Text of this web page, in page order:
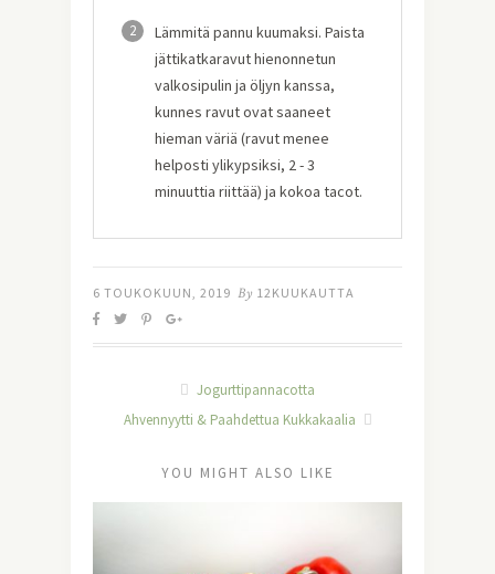
2
Lämmitä pannu kuumaksi. Paista
jättikatkaravut hienonnetun
valkosipulin ja öljyn kanssa,
kunnes ravut ovat saaneet
hieman väriä (ravut menee
helposti ylikypsiksi, 2 - 3
minuuttia riittää) ja kokoa tacot.
6 TOUKOKUUN, 2019 By 12KUUKAUTTA
Jogurttipannacotta
Ahvennyytti & Paahdettua Kukkakaalia
YOU MIGHT ALSO LIKE